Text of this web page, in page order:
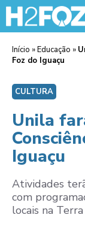
Início »Educação »
Foz do Iguaçu
CULTURA
Unila
Iguaçu
Atividades
com
locais na